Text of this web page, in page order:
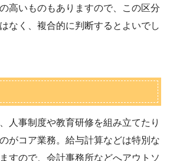
高いものもありますので、この区分
なく、複合的に判断するとよいでし
人事制度や教育研修を組み立てたり
がコア業務。給与計算などは特別な
すので、会計事務所などへアウトソ